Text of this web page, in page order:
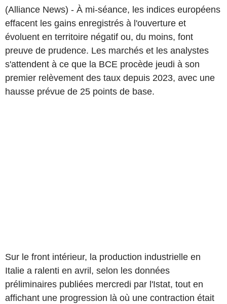
(Alliance News) - À mi-séance, les indices européens
effacent les gains enregistrés à l'ouverture et
évoluent en territoire négatif ou, du moins, font
preuve de prudence. Les marchés et les analystes
s'attendent à ce que la BCE procède jeudi à son
premier relèvement des taux depuis 2023, avec une
hausse prévue de 25 points de base.
Sur le front intérieur, la production industrielle en
Italie a ralenti en avril, selon les données
préliminaires publiées mercredi par l'Istat, tout en
affichant une progression là où une contraction était